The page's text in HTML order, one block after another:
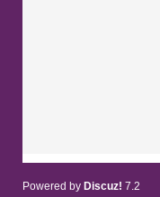
Powered by Discuz! 7.2